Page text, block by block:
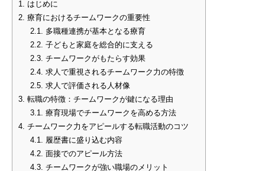
1. はじめに
2. 療育におけるチームワークの重要性
2.1. 多職種連携が基本となる療育
2.2. 子どもと家庭を総合的に支える
2.3. チームワークがもたらす効果
2.4. 求人で重視されるチームワーク力の特徴
2.5. 求人で評価される人材像
3. 転職の特徴：チームワークが鍵になる理由
3.1. 療育現場でチームワークを高める方法
4. チームワーク力をアピールする転職活動のコツ
4.1. 履歴書に盛り込む内容
4.2. 面接でのアピール方法
4.3. チームワークが強い職場のメリット